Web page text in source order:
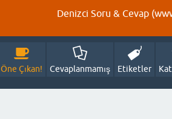
Denizci Soru & Cevap
Öne Çıkan! Cevaplanmamış Etiketler